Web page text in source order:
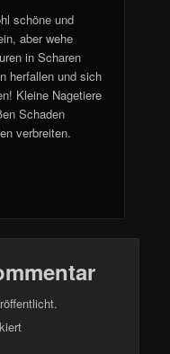
schöne und
aber wehe
in Scharen
herfallen und sich
Kleine Nagetiere
Schaden
verbreiten.